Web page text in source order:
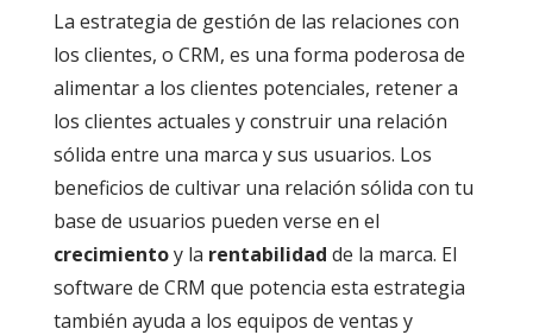
La estrategia de gestión de las relaciones con
los clientes, o CRM, es una forma poderosa de
alimentar a los clientes potenciales, retener a
los clientes actuales y construir una relación
sólida entre una marca y sus usuarios. Los
beneficios de cultivar una relación sólida con tu
base de usuarios pueden verse en el
crecimientoy la rentabilidad de la marca. El
software de CRM que potencia esta estrategia
también ayuda a los equipos de ventas y